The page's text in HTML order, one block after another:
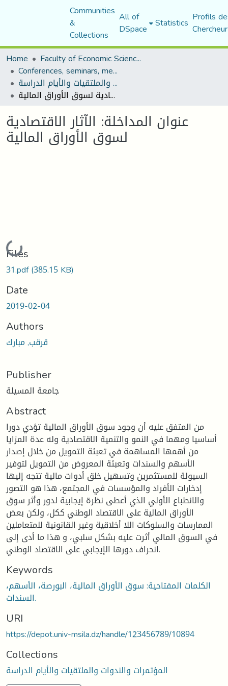
Communities
&
Collections
All of
DSpace Statistics Profils
Home
Faculty of Economic Sciences, Commerce and Management Sciences
Conferences, seminars, meetings, and study days
المؤتمرات والندوات والملتقيات والأيام الدراسة
عنوان المداخلة: الآثار الاقتصادية لسوق الأوراق المالية
عنوان المداخلة: الآثار الاقتصادية
لسوق الأوراق المالية
Loading...
Files
31.pdf(385.15 KB)
Date
2019-02-04
Authors
قرقب, مبارك
Publisher
جامعة المسيلة
Abstract
من المتفق عليه أن وجود سوق الأوراق المالية تؤدي دورا
أساسيا ومهما في النمو والتنمية الاقتصادية وله عدة المزايا
من أهمها المساهمة في تعبئة التمويل من خلال إصدار
الأسهم والسندات وتعبئة المعروض من التمويل لتوفير
السيولة للمستثمرين وتسهيل خلق أدوات مالية تتجه إليها
إدخارات الأفراد والمؤسسات في المجتمع، هذا هو التصور
والانطباع الأولي الذي أعطى نظرة إيجابية لدور وأثر سوق
الأوراق المالية على الاقتصاد الوطني ككل، ولكن بعض
الممارسات والسلوكات اللا أخلاقية وغير القانونية للمتعاملين
في السوق المالي أثرت عليه بشكل سلبي، و هذا ما أدى إلى
انحراف دورها الإيجابي على الاقتصاد الوطني.
Keywords
الكلمات المفتاحية: سوق الأوراق المالية، البورصة، الأسهم،
السندات.
URI
https://depot.univ-msila.dz/handle/123456789/10894
Collections
المؤتمرات والندوات والملتقيات والأيام الدراسة